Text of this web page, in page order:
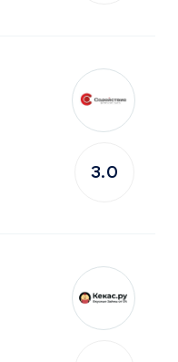
3.0